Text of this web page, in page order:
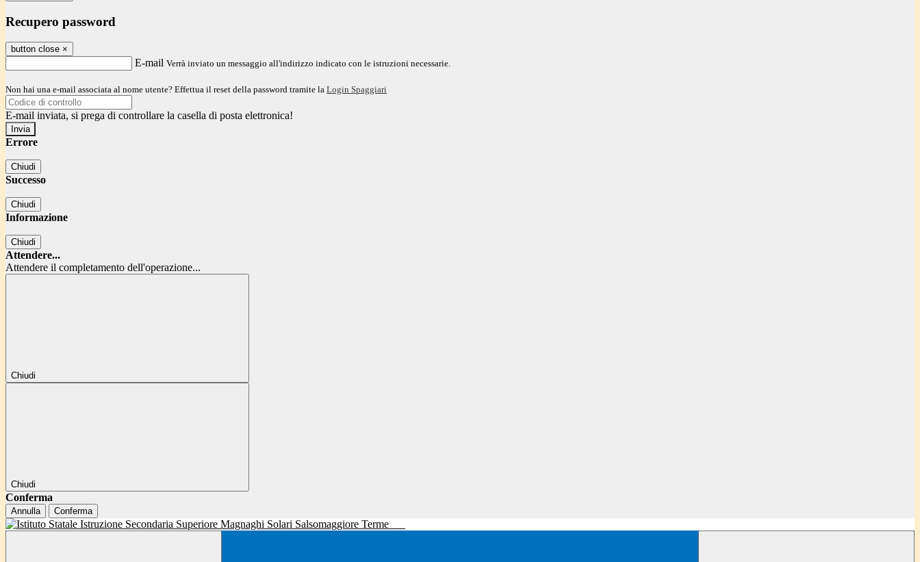
Recupero password
button close ×
E-mail Verrà inviato un messaggio all'indirizzo indicato con le istruzioni necessarie.
Non hai una e-mail associata al nome utente? Effettua il reset della password tramite la Login Spaggiari
E-mail inviata, si prega di controllare la casella di posta elettronica!
Errore
Chiudi
Successo
Chiudi
Informazione
Chiudi
Attendere...
Attendere il completamento dell'operazione...
Chiudi
Chiudi
Conferma
Annulla Conferma